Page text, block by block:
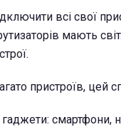
всі свої
мають
пристроїв, цей
смартфони,